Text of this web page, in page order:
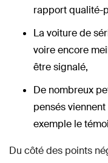
rapport qualité-
La voiture de
voire encore
être signalé,
De nombreux
pensés
exemple le
Du côté des points